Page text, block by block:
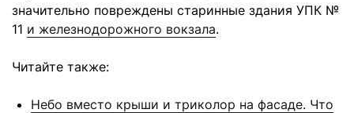
значительно повреждены старинные здания УПК №
11 и железнодорожного вокзала.
Читайте также:
Небо вместо крыши и триколор на фасаде. Что